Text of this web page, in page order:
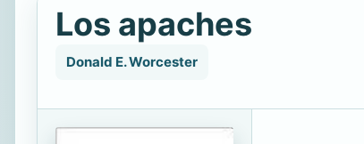
Los apaches
Donald E. Worcester